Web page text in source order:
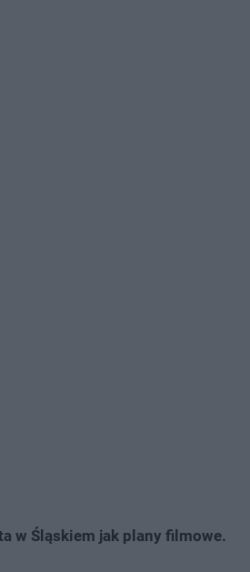
w Śląskiem jak plany filmowe.